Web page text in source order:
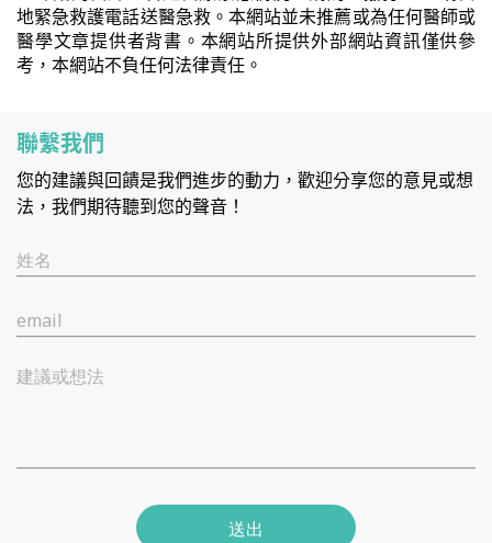
地緊急救護電話送醫急救。本網站並未推薦或為任何醫師或
醫學文章提供者背書。本網站所提供外部網站資訊僅供參
考，本網站不負任何法律責任。
聯繫我們
您的建議與回饋是我們進步的動力，歡迎分享您的意見或想
法，我們期待聽到您的聲音！
姓名
email
建議或想法
送出